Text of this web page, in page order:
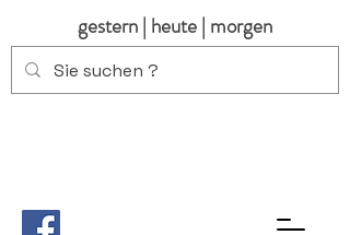
gestern | heute | morgen